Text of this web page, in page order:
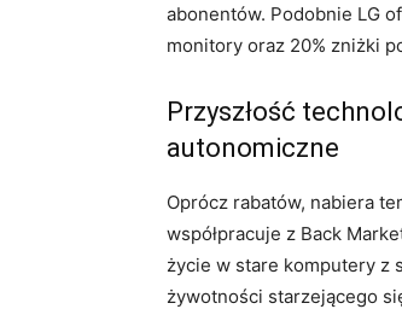
abonentów. Podobnie LG
monitory oraz 20% zniżki
Przyszłość
autonomiczne
Oprócz rabatów, nabiera
współpracuje z Back
życie w stare komputery z
żywotności starzejącego